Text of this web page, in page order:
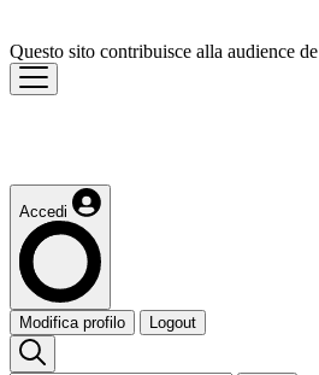
Questo sito contribuisce alla audience de
Accedi
Modifica profilo Logout